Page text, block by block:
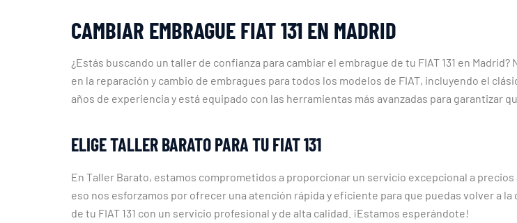
CAMBIAR EMBRAGUE FIAT 131 EN MADRID
¿Estás buscando un taller de confianza para cambiar el embrague de tu FIAT 131 en
en la reparación y cambio de embragues para todos los modelos de FIAT, incluyendo el
años de experiencia y está equipado con las herramientas más avanzadas para garantizar
ELIGE TALLER BARATO PARA TU FIAT 131
En Taller Barato, estamos comprometidos a proporcionar un servicio excepcional a
eso nos esforzamos por ofrecer una atención rápida y eficiente para que puedas volver a
de tu FIAT 131 con un servicio profesional y de alta calidad. ¡Estamos esperándote!